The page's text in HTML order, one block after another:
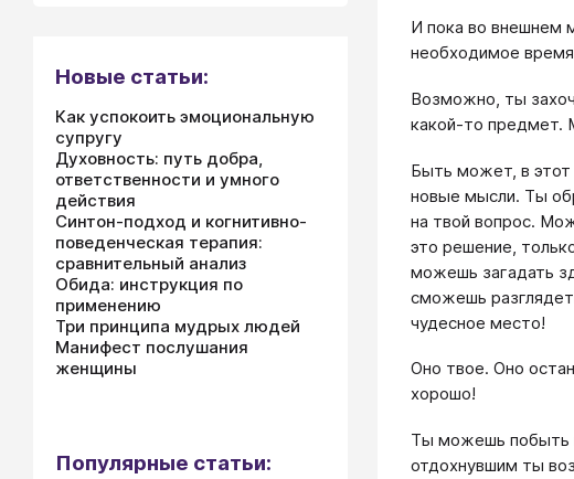
И пока во внешнем
необходимое
Возможно, ты
какой-то предмет.
Быть может, в
новые мысли. Ты
на твой вопрос.
это решение,
можешь загадать
сможешь
чудесное место!
Оно твое. Оно
хорошо!
Ты можешь побыть
отдохнувшим ты
Новые статьи:
Как успокоить эмоциональную
супругу
Духовность: путь добра,
ответственности и умного
действия
Синтон-подход и когнитивно-
поведенческая терапия:
сравнительный анализ
Обида: инструкция по
применению
Три принципа мудрых людей
Манифест послушания
женщины
Популярные статьи: